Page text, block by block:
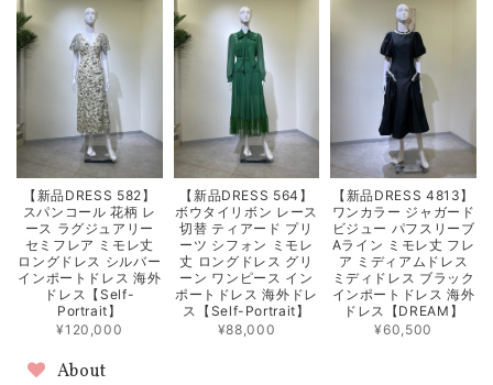
【新品DRESS 582】
スパンコール 花柄 レ
ース ラグジュアリー
セミフレア ミモレ丈
ロングドレス シルバー
インポートドレス 海外
ドレス【Self-
Portrait】
¥120,000
【新品DRESS 564】
ボウタイリボン レース
切替 ティアード プリ
ーツ シフォン ミモレ
丈 ロングドレス グリ
ーン ワンピース イン
ポートドレス 海外ドレ
ス【Self-Portrait】
¥88,000
【新品DRESS 4813】
ワンカラー ジャガード
ビジュー パフスリーブ
Aライン ミモレ丈 フレ
ア ミディアムドレス
ミディドレス ブラック
インポートドレス 海外
ドレス【DREAM】
¥60,500
About